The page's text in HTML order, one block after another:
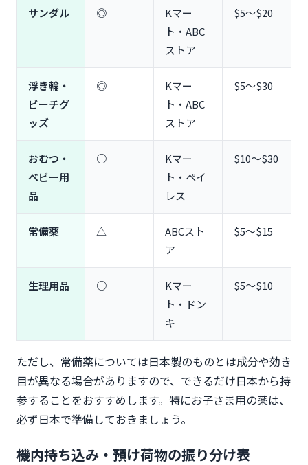
サンダル ◎
Kマー
ト・ABC
ストア
$5〜$20
浮き輪・
ビーチグ
ッズ
◎
Kマー
ト・ABC
ストア
$5〜$30
おむつ・
ベビー用
品
○
Kマー
ト・ペイ
レス
$10〜$30
常備薬 △
ABCスト
ア
$5〜$15
生理用品 ○
Kマー
ト・ドン
キ
$5〜$10
ただし、常備薬については日本製のものとは成分や効き
目が異なる場合がありますので、できるだけ日本から持
参することをおすすめします。特にお子さま用の薬は、
必ず日本で準備しておきましょう。
機内持ち込み・預け荷物の振り分け表